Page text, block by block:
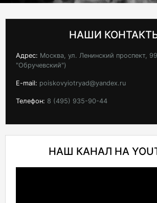
НАШИ
Адрес: Москва, ул. Ленинский проспект,
"Обручевский")
E-mail: poiskovyiotryad@yandex.ru
Телефон: 8 (495) 935-90-44
НАШ КАНАЛ НА